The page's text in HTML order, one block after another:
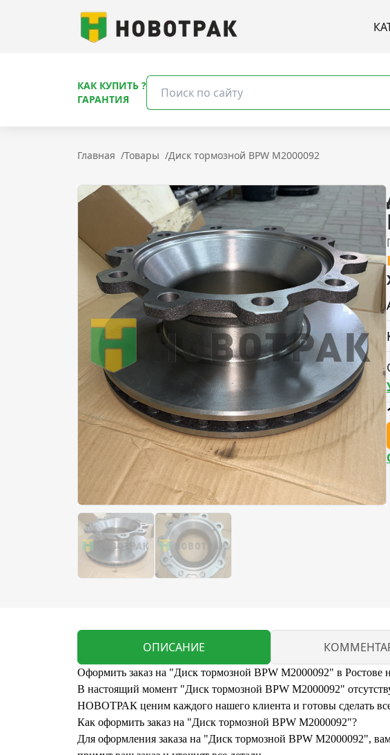
КАК КУПИТЬ ?
ГАРАНТИЯ
Главная /Товары /Диск тормозной BPW M2000092
ОПИСАНИЕ
Оформить заказ на "Диск тормозной BPW M2000092" в Ростове
В настоящий момент "Диск тормозной BPW M2000092"
НОВОТРАК ценим каждого нашего клиента и готовы сделать
Как оформить заказ на "Диск тормозной BPW M2000092"?
Для оформления заказа на "Диск тормозной BPW M2000092",